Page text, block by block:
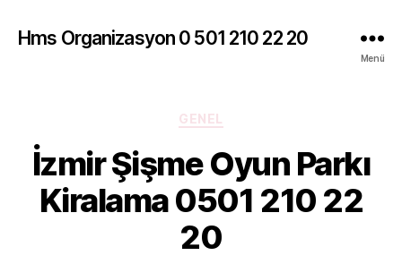
Hms Organizasyon 0 501 210 22 20
Menü
Kategoriler
GENEL
İzmir Şişme Oyun Parkı
Kiralama 0501 210 22
20